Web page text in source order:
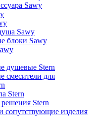
Sawy
Sawy
блоки Sawy
душевые Stern
смесители для
Stern
решения Stern
сопутствующие изделия